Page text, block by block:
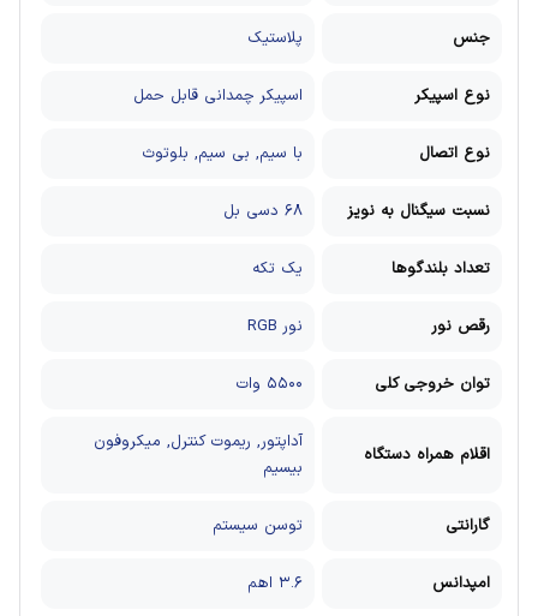
جنس پلاستیک
نوع اسپیکر اسپیکر چمدانی قابل حمل
نوع اتصال با سیم, بی سیم, بلوتوث
نسبت سیگنال به نویز ۶۸ دسی بل
تعداد بلندگوها یک تکه
رقص نور نور RGB
توان خروجی کلی ۵۵۰۰ وات
اقلام همراه دستگاه
آداپتور, ریموت کنترل, میکروفون
بیسیم
گارانتی توسن سیستم
امپدانس ۳.۶ اهم